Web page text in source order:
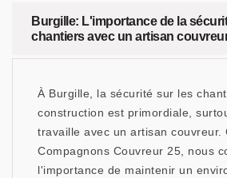
Burgille: L'importance de la
chantiers avec un artisan
À Burgille, la sécurité sur les
construction est primordiale,
travaille avec un artisan couvreur.
Compagnons Couvreur 25, nous
l'importance de maintenir un